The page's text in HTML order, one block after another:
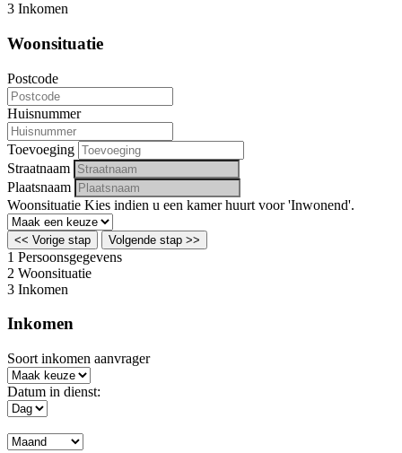
3 Inkomen
Woonsituatie
Postcode
Huisnummer
Toevoeging
Straatnaam
Plaatsnaam
Woonsituatie Kies indien u een kamer huurt voor 'Inwonend'.
<< Vorige stap Volgende stap >>
1 Persoonsgegevens
2 Woonsituatie
3 Inkomen
Inkomen
Soort inkomen aanvrager
Datum in dienst: